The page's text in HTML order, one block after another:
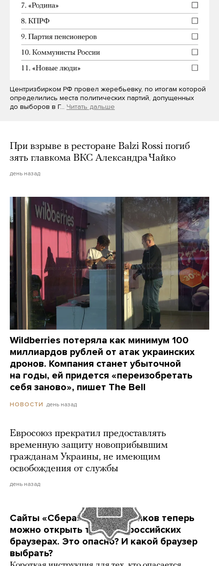
Центризбирком РФ провел жеребьевку, по итогам которой
определились места политических партий, допущенных
до выборов в Г… Читать дальше
При взрыве в ресторане Balzi Rossi погиб
зять главкома ВКС Александра Чайко
день назад
Wildberries потеряла как минимум 100
миллиардов рублей от атак украинских
дронов. Компания станет убыточной
на годы, ей придется «переизобретать
себя заново», пишет The Bell
НОВОСТИ день назад
Евросоюз прекратил предоставлять
временную защиту новоприбывшим
гражданам Украины, не имеющим
освобождения от службы
день назад
Сайты «Сбера» и других банков теперь
можно открыть только в российских
браузерах. Это опасно? И какой браузер
выбрать?